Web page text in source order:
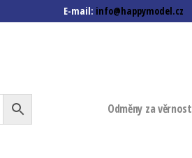
E-mail: info@happymodel.cz
Odměny za věrnost